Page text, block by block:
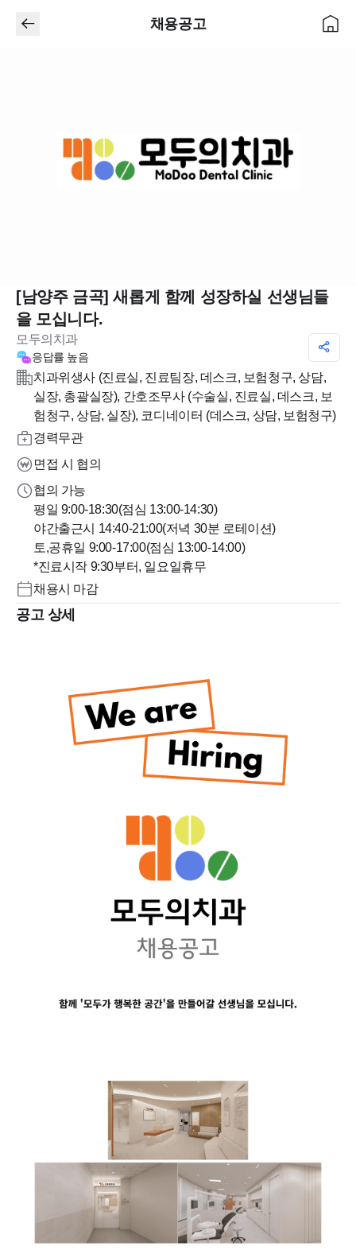
채용공고
[남양주 금곡] 새롭게 함께 성장하실 선생님들
을 모십니다.
모두의치과
응답률 높음
치과위생사 (진료실, 진료팀장, 데스크, 보험청구, 상담,
실장, 총괄실장), 간호조무사 (수술실, 진료실, 데스크, 보
험청구, 상담, 실장), 코디네이터 (데스크, 상담, 보험청구)
경력무관
면접 시 협의
협의 가능
평일 9:00-18:30(점심 13:00-14:30)
야간출근시 14:40-21:00(저녁 30분 로테이션)
토,공휴일 9:00-17:00(점심 13:00-14:00)
*진료시작 9:30부터, 일요일휴무
채용시 마감
공고 상세